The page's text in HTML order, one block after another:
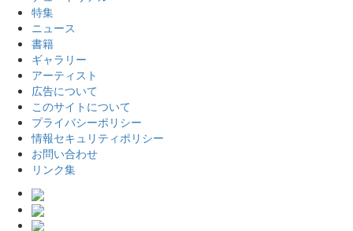
特集
ニュース
書籍
ギャラリー
アーティスト
広告について
このサイトについて
プライバシーポリシー
情報セキュリティポリシー
お問い合わせ
リンク集